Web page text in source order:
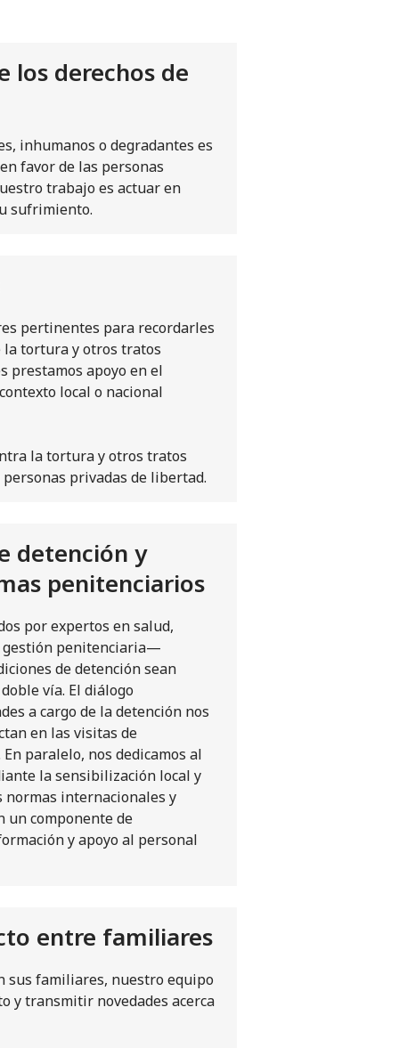
los derechos de
inhumanos o degradantes es
favor de las personas
trabajo es actuar en
sufrimiento.
pertinentes para recordarles
la tortura y otros tratos
prestamos apoyo en el
local o nacional
la tortura y otros tratos
privadas de libertad.
detención y
penitenciarios
por expertos en salud,
gestión penitenciaria—
de detención sean
vía. El diálogo
a cargo de la detención nos
en las visitas de
paralelo, nos dedicamos al
la sensibilización local y
normas internacionales y
un componente de
y apoyo al personal
entre familiares
sus familiares, nuestro equipo
y transmitir novedades acerca